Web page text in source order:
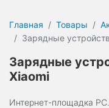
Главная Товары
Зарядные
Зарядные
Xiaomi
Интернет-площадка